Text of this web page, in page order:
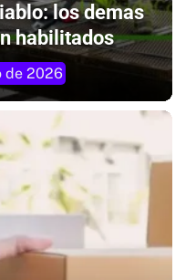
los demas
habilitados
de 2026